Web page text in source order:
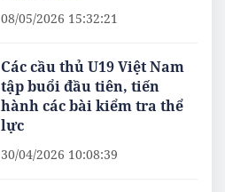
08/05/2026 15:32:21
Các cầu thủ U19 Việt Nam
tập buổi đầu tiên, tiến
hành các bài kiểm tra thể
lực
30/04/2026 10:08:39